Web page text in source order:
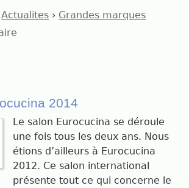
Actualites › Grandes marques
2014
Le salon Eurocucina se déroule
une fois tous les deux ans. Nous
étions d’ailleurs à Eurocucina
2012. Ce salon international
présente tout ce qui concerne le